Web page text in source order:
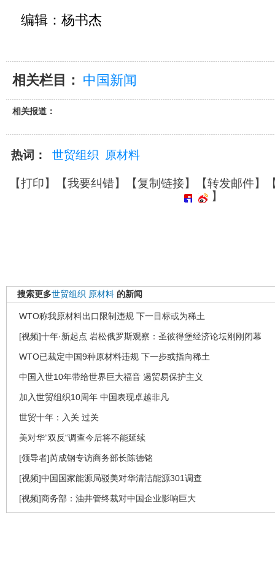
编辑：杨书杰
相关栏目： 中国新闻
相关报道：
热词： 世贸组织 原材料
【打印】【我要纠错】【复制链接】【转发邮件】
】
搜索更多世贸组织 原材料 的新闻
WTO称我原材料出口限制违规 下一目标或为稀土
[视频]十年·新起点 岩松俄罗斯观察：圣彼得堡经济论坛刚刚闭幕
WTO已裁定中国9种原材料违规 下一步或指向稀土
中国入世10年带给世界巨大福音 遏贸易保护主义
加入世贸组织10周年 中国表现卓越非凡
世贸十年：入关 过关
美对华“双反“调查今后将不能延续
[领导者]芮成钢专访商务部长陈德铭
[视频]中国国家能源局驳美对华清洁能源301调查
[视频]商务部：油井管终裁对中国企业影响巨大